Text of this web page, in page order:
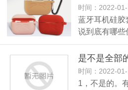
时间：2022-
蓝牙耳机硅胶
说到底有哪
时间：2022-
1，不是的。